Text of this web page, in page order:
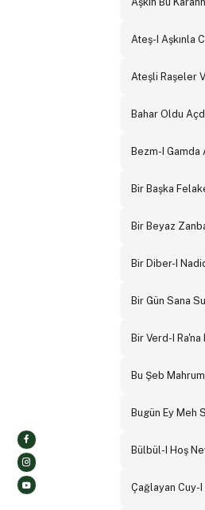
Ateş-I Aşkınla
Ateşli Raşeler
Bahar Oldu
Bezm-I Gamda
Bir Başka
Bir Beyaz
Bir Diber-I
Bir Gün Sana
Bir Verd-I
Bu Şeb
Bugün Ey Meh
Bülbül-I Hoş
Çağlayan Cuy-